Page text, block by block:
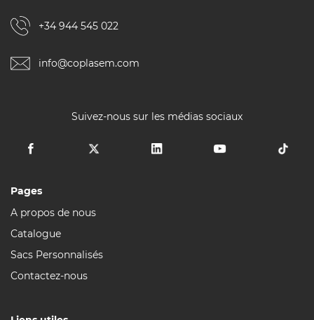
+34 944 545 022
info@coplasem.com
Suivez-nous sur les médias sociaux
Pages
A propos de nous
Catalogue
Sacs Personnalisés
Contactez-nous